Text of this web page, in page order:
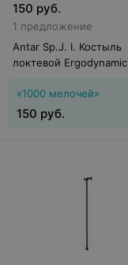
150 руб.
1 предложение
Antar Sp.J. I. Костыль
локтевой Ergodynamic
«1000 мелочей»
150 руб.